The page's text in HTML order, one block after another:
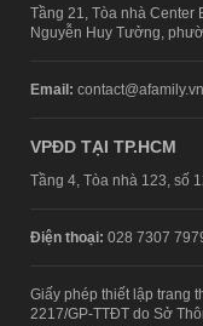
Tầng 21, Tòa nhà Center
Nguyễn Huy Tưởng,
Email:
VPĐD TẠI TP.HCM
Tầng 4, Tòa nhà 123, số
Điện thoại: 028 7307
Giấy phép thiết lập trang
2217/GP-TTĐT do Sở